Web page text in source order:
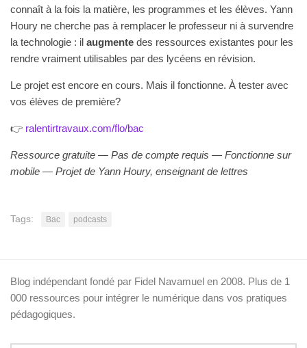
connaît à la fois la matière, les programmes et les élèves. Yann
Houry ne cherche pas à remplacer le professeur ni à survendre
la technologie : il augmente des ressources existantes pour les
rendre vraiment utilisables par des lycéens en révision.
Le projet est encore en cours. Mais il fonctionne. À tester avec
vos élèves de première?
👉 ralentirtravaux.com/flo/bac
Ressource gratuite — Pas de compte requis — Fonctionne sur
mobile — Projet de Yann Houry, enseignant de lettres
Tags: Bac podcasts
Blog indépendant fondé par Fidel Navamuel en 2008. Plus de 1
000 ressources pour intégrer le numérique dans vos pratiques
pédagogiques.